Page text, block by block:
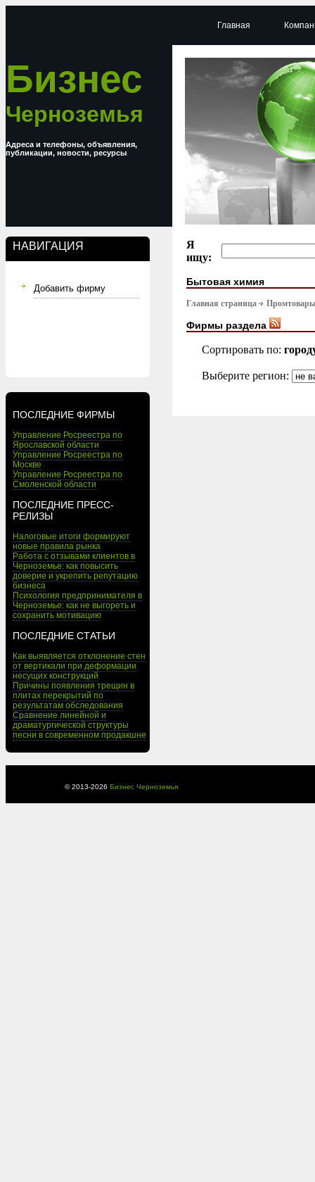
Бизнес
Черноземья
Адреса и телефоны, объявления,
публикации, новости, ресурсы
НАВИГАЦИЯ
Добавить фирму
ПОСЛЕДНИЕ ФИРМЫ
Управление Росреестра по
Ярославской области
Управление Росреестра по
Москве
Управление Росреестра по
Смоленской области
ПОСЛЕДНИЕ ПРЕСС-
РЕЛИЗЫ
Налоговые итоги формируют
новые правила рынка
Работа с отзывами клиентов в
Черноземье: как повысить
доверие и укрепить репутацию
бизнеса
Психология предпринимателя в
Черноземье: как не выгореть и
сохранить мотивацию
ПОСЛЕДНИЕ СТАТЬИ
Как выявляется отклонение стен
от вертикали при деформации
несущих конструкций
Причины появления трещин в
плитах перекрытий по
результатам обследования
Сравнение линейной и
драматургической структуры
песни в современном продакшне
Главная
Я
ищу:
Бытовая химия
Главная страница Промтовары
Фирмы раздела
Сортировать по:
Выберите регион:
© 2013-2026 Бизнес Черноземья